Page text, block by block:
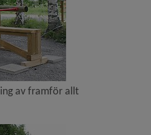
av framför allt